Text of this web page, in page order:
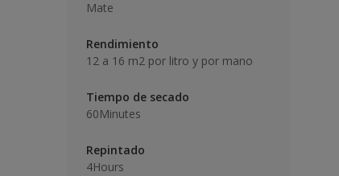
Mate
Rendimiento
12 a 16 m2 por litro y por mano
Tiempo de secado
60Minutes
Repintado
4Hours